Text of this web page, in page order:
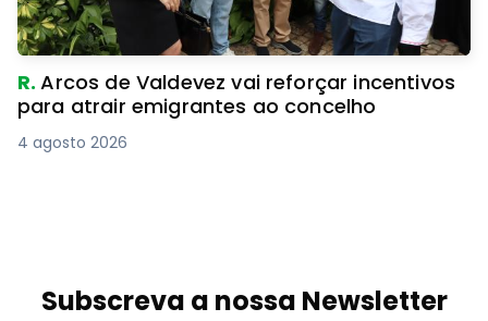
R.Arcos de Valdevez vai reforçar incentivos
para atrair emigrantes ao concelho
4 agosto 2026
Subscreva a nossa Newsletter